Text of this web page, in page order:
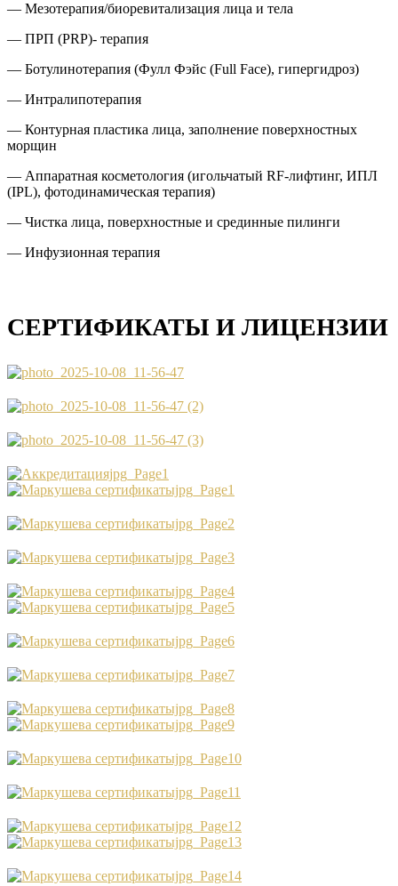
— Мезотерапия/биоревитализация лица и тела
— ПРП (PRP)- терапия
— Ботулинотерапия (Фулл Фэйс (Full Face), гипергидроз)
— Интралипотерапия
— Контурная пластика лица, заполнение поверхностных
морщин
— Аппаратная косметология (игольчатый RF-лифтинг, ИПЛ
(IPL), фотодинамическая терапия)
— Чистка лица, поверхностные и срединные пилинги
— Инфузионная терапия
СЕРТИФИКАТЫ И ЛИЦЕНЗИИ